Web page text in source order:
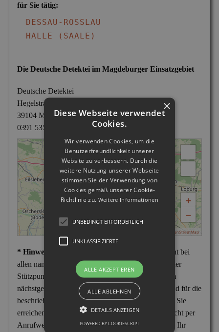
für Sie tätig:
DESSAU-ROSSLAU
HALLE (SAALE)
Die Deutsche Detektei im Magdeburger Einsatzgebiet
Deutsche Detektei
Hegelstraße 39
39104 Magdeburg
0391 53586942
+
−
© OpenStreetMap
* Hinweis:
Wir weisen darauf hin, dass es sich nicht bei
allen namentlich aufgeführten Städten um Büros oder
Stützpunkte handelt, sondern überwiegend um vom
nächstgelegenen Stützpunkt aus ständig betreute und für die
beschriebenen Tätigkeiten aufgesuchte Einsatzorte. Sie
erreichen uns telefonisch in jedem Fall Tag und Nacht per
Anrufweiterschaltung zum Firmensitz in Gladbeck. Ihr
×
Diese Webseite verwendet
Cookies.
Wir verwenden Cookies, um die
Benutzerfreundlichkeit unserer
Website zu verbessern. Durch die
weitere Nutzung unserer Webseite
stimmen Sie der Verwendung von
Cookies gemäß unserer Cookie-
Richtlinie zu. Weitere Informationen
UNBEDINGT ERFORDERLICH
UNKLASSIFIZIERTE
ALLE AKZEPTIEREN
ALLE ABLEHNEN
DETAILS ANZEIGEN
POWERED BY COOKIESCRIPT